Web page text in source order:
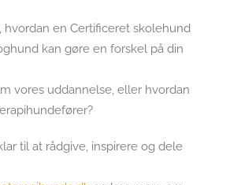
hvordan en Certificeret skolehund
kan gøre en forskel på din
vores uddannelse, eller hvordan
til at rådgive, inspirere og dele